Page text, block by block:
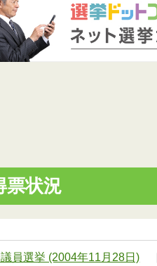
票状況
員選挙 (2004年11月28日)